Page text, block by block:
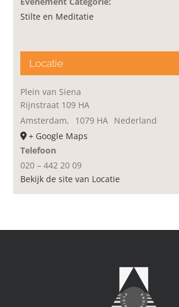
Stilte en Meditatie
Locatie
Plein van Siena
Rijnstraat 109 HA
Amsterdam, 1079 HA Nederland
+ Google Maps
Telefoon
020 – 442 20 09
Bekijk de site van Locatie